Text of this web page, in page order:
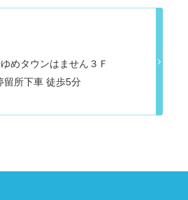
めタウンはません３Ｆ
留所下車 徒歩5分